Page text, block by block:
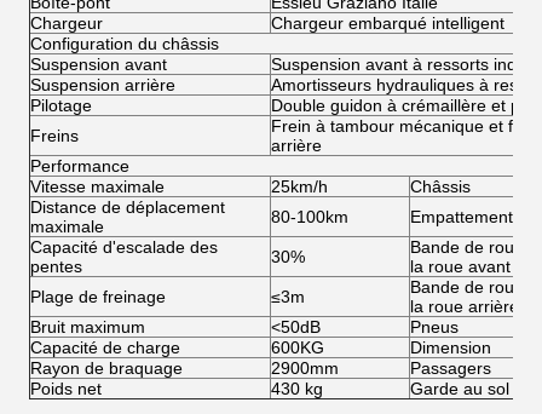
Chargeur
Chargeur embarqué intelligent
Configuration du châssis
Suspension avant
Suspension avant à ressorts
Suspension arrière
Amortisseurs hydrauliques à
Pilotage
Double guidon à crémaillère et
Freins
Frein à tambour mécanique et
arrière
Performance
Vitesse maximale
25km/h
Châssis
Distance de déplacement
maximale
80-100km
Empattement
Capacité d'escalade des
pentes
30%
Bande de
la roue avant
Plage de freinage
≤3m
Bande de
la roue arrière
Bruit maximum
<50dB
Pneus
Capacité de charge
600KG
Dimension
Rayon de braquage
2900mm
Passagers
Poids net
430 kg Garde au sol